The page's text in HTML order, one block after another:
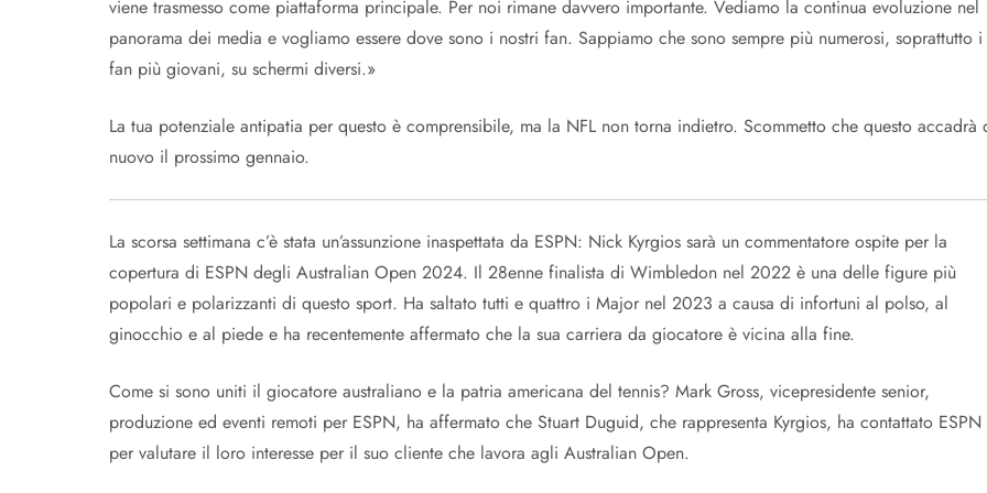
viene trasmesso come piattaforma principale. Per noi rimane davvero importante. Vediamo la continua evoluzione nel
panorama dei media e vogliamo essere dove sono i nostri fan. Sappiamo che sono sempre più numerosi, soprattutto i
fan più giovani, su schermi diversi.»
La tua potenziale antipatia per questo è comprensibile, ma la NFL non torna indietro. Scommetto che questo accadrà
nuovo il prossimo gennaio.
La scorsa settimana c’è stata un’assunzione inaspettata da ESPN: Nick Kyrgios sarà un commentatore ospite per la
copertura di ESPN degli Australian Open 2024. Il 28enne finalista di Wimbledon nel 2022 è una delle figure più
popolari e polarizzanti di questo sport. Ha saltato tutti e quattro i Major nel 2023 a causa di infortuni al polso, al
ginocchio e al piede e ha recentemente affermato che la sua carriera da giocatore è vicina alla fine.
Come si sono uniti il ​​giocatore australiano e la patria americana del tennis? Mark Gross, vicepresidente senior,
produzione ed eventi remoti per ESPN, ha affermato che Stuart Duguid, che rappresenta Kyrgios, ha contattato ESPN
per valutare il loro interesse per il suo cliente che lavora agli Australian Open.